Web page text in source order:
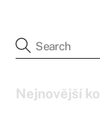
Nejnovější